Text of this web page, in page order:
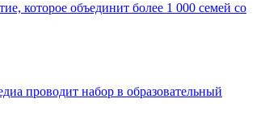
которое объединит более 1 000 семей со
проводит набор в образовательный